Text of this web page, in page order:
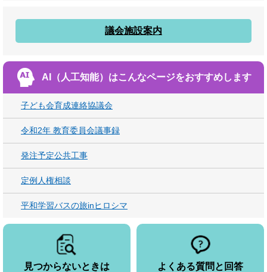
議会施設案内
AI（人工知能）はこんなページをおすすめします
子ども会育成連絡協議会
令和2年 教育委員会議事録
発注予定公共工事
定例人権相談
平和学習バスの旅inヒロシマ
見つからないときは よくある質問と回答